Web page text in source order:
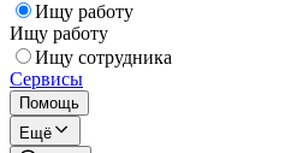
Ищу работу
Ищу работу
Ищу сотрудника
Сервисы
Помощь
Ещё